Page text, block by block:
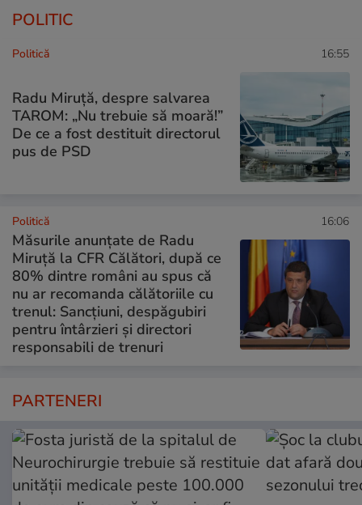
POLITIC
Politică 16:55
Radu Miruță, despre salvarea
TAROM: „Nu trebuie să moară!”
De ce a fost destituit directorul
pus de PSD
Politică 16:06
Măsurile anunțate de Radu
Miruță la CFR Călători, după ce
80% dintre români au spus că
nu ar recomanda călătoriile cu
trenul: Sancțiuni, despăgubiri
pentru întârzieri și directori
responsabili de trenuri
PARTENERI